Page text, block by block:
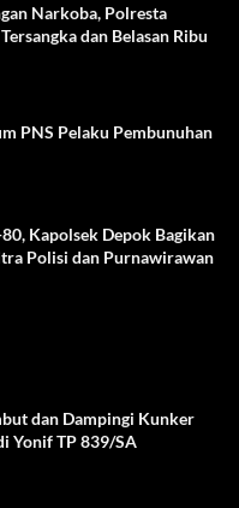
Narkoba, Polresta
dan Belasan Ribu
PNS Pelaku Pembunuhan
Kapolsek Depok Bagikan
Polisi dan Purnawirawan
dan Dampingi Kunker
Yonif TP 839/SA